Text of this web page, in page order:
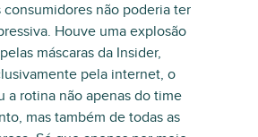
consumidores não poderia ter
Houve uma explosão
máscaras da Insider,
pela internet, o
a rotina não apenas do time
mas também de todas as